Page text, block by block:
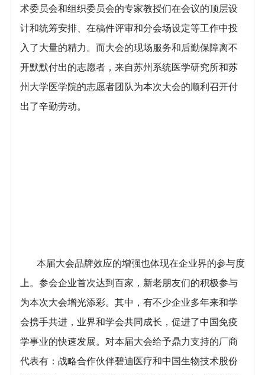
术委员会和组织委员会的专家教授们在会议的顶层设
计和统筹安排、在稿件评审和分会场设定等工作中投
入了大量的精力。而大会的现场服务和后勤保障离不
开默默付出的志愿者，来自苏州系统医学研究所和苏
州大学医学院的志愿者团队为本次大会的顺利召开付
出了辛勤劳动。
本届大会品牌效应的增强也体现在企业界的参与度
上。参会企业首次达到百家，新老朋友们的积极参与
为本次大会增光添彩。其中，有不少企业多年来和学
会携手共进，业界和学会共同成长，促进了中国免疫
学事业的快速发展。对本届大会给予鼎力支持的厂商
代表有：战略合作伙伴碧迪医疗和中国生物技术股份